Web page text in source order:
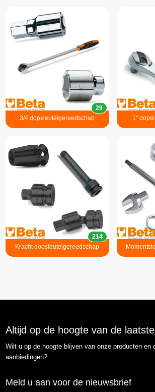
3/4 dopsleutelgereedschap
29
1"
Kracht dopsleutelgereedschap
214
Altijd op de hoogte van de
Wilt u op de hoogte blijven van onze producten en
aanbiedingen?
Meld u aan voor de nieuwsbrief